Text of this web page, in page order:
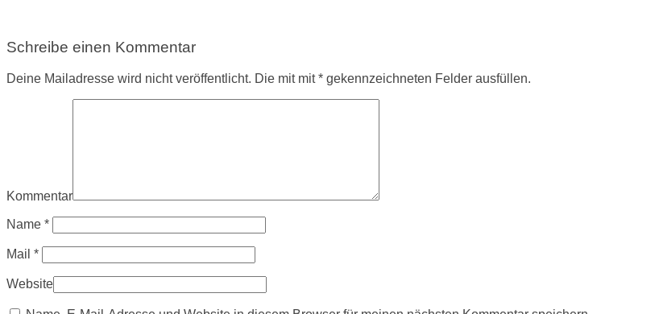
Schreibe einen Kommentar
Deine Mailadresse wird nicht veröffentlicht. Die mit mit * gekennzeichneten Felder ausfüllen.
Kommentar
Name *
Mail *
Website